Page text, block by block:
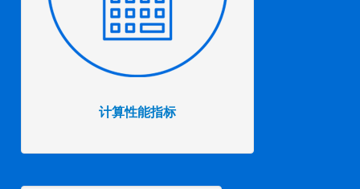
计算性能指标